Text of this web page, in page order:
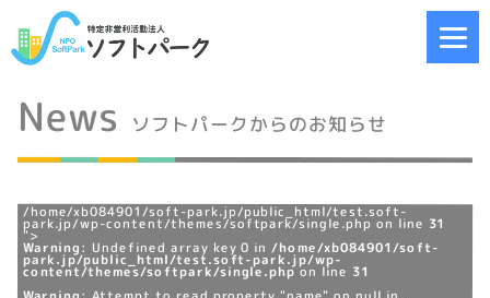
News ソフトパークからのお知らせ
/home/xb084901/soft-park.jp/public_html/test.soft-
park.jp/wp-content/themes/softpark/single.php on line 31
">
Warning: Undefined array key 0 in/home/xb084901/soft-
park.jp/public_html/test.soft-park.jp/wp-
content/themes/softpark/single.php on line 31